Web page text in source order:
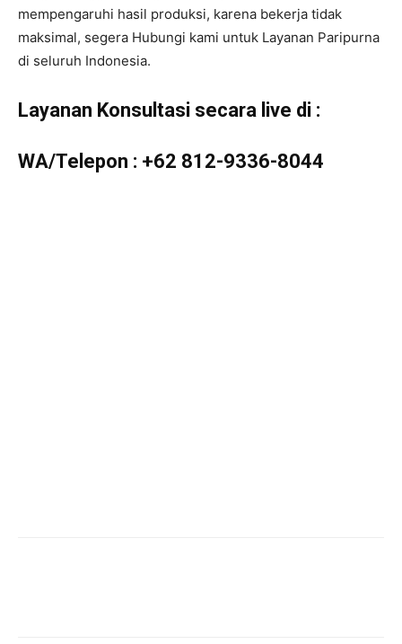
mempengaruhi hasil produksi, karena bekerja tidak
maksimal, segera Hubungi kami untuk Layanan Paripurna
di seluruh Indonesia.
Layanan Konsultasi secara live di :
WA/Telepon : +62 812-9336-8044